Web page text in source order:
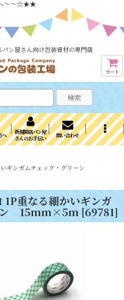
へ～～☆★★
ン屋さん向け包装資材の専門店
カート
検索
へ
新規開店パン屋
さんのお手伝い
問い合わせ
ギンガムチェック・グリーン
重なる細かいギンガ
ン 15mm×5m [69781]